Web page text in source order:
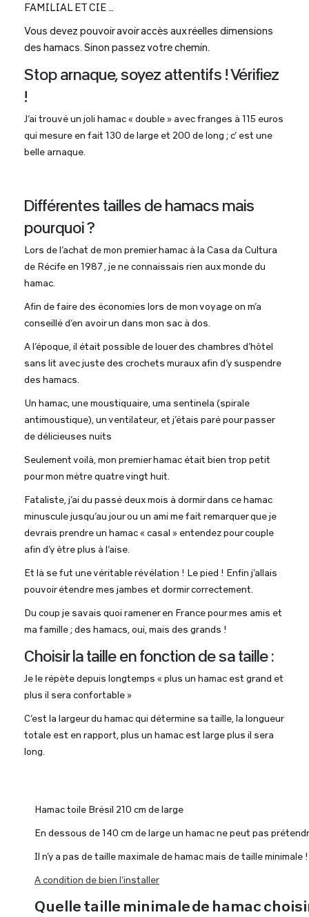
FAMILIAL ET CIE …
Vous devez pouvoir avoir accès aux réelles dimensions
des hamacs. Sinon passez votre chemin.
Stop arnaque, soyez attentifs ! Vérifiez
!
J’ai trouvé un joli hamac « double » avec franges à 115 euros
qui mesure en fait 130 de large et 200 de long ; c’ est une
belle arnaque.
Différentes tailles de hamacs mais
pourquoi ?
Lors de l’achat de mon premier hamac à la Casa da Cultura
de Récife en 1987 , je ne connaissais rien aux monde du
hamac.
Afin de faire des économies lors de mon voyage on m’a
conseillé d’en avoir un dans mon sac à dos.
A l’époque, il était possible de louer des chambres d’hôtel
sans lit avec juste des crochets muraux afin d’y suspendre
des hamacs.
Un hamac, une moustiquaire, uma sentinela (spirale
antimoustique), un ventilateur, et j’étais paré pour passer
de délicieuses nuits
Seulement voilà, mon premier hamac était bien trop petit
pour mon mètre quatre vingt huit.
Fataliste, j’ai du passé deux mois à dormir dans ce hamac
minuscule jusqu’au jour ou un ami me fait remarquer que je
devrais prendre un hamac « casal » entendez pour couple
afin d’y être plus à l’aise.
Et là se fut une véritable révélation ! Le pied ! Enfin j’allais
pouvoir étendre mes jambes et dormir correctement.
Du coup je savais quoi ramener en France pour mes amis et
ma famille ; des hamacs, oui, mais des grands !
Choisir la taille en fonction de sa taille :
Je le répète depuis longtemps « plus un hamac est grand et
plus il sera confortable »
C’est la largeur du hamac qui détermine sa taille, la longueur
totale est en rapport, plus un hamac est large plus il sera
long.
Hamac toile Brésil 210 cm de large
En dessous de 140 cm de large un hamac ne peut pas
Il n’y a pas de taille maximale de hamac mais de taille minimale !
A condition de bien l’installer
Quelle taille minimale de hamac